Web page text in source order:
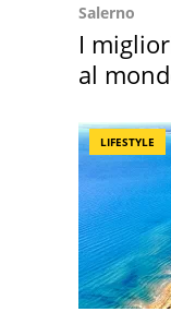
Salerno
I
al
LIFESTYLE